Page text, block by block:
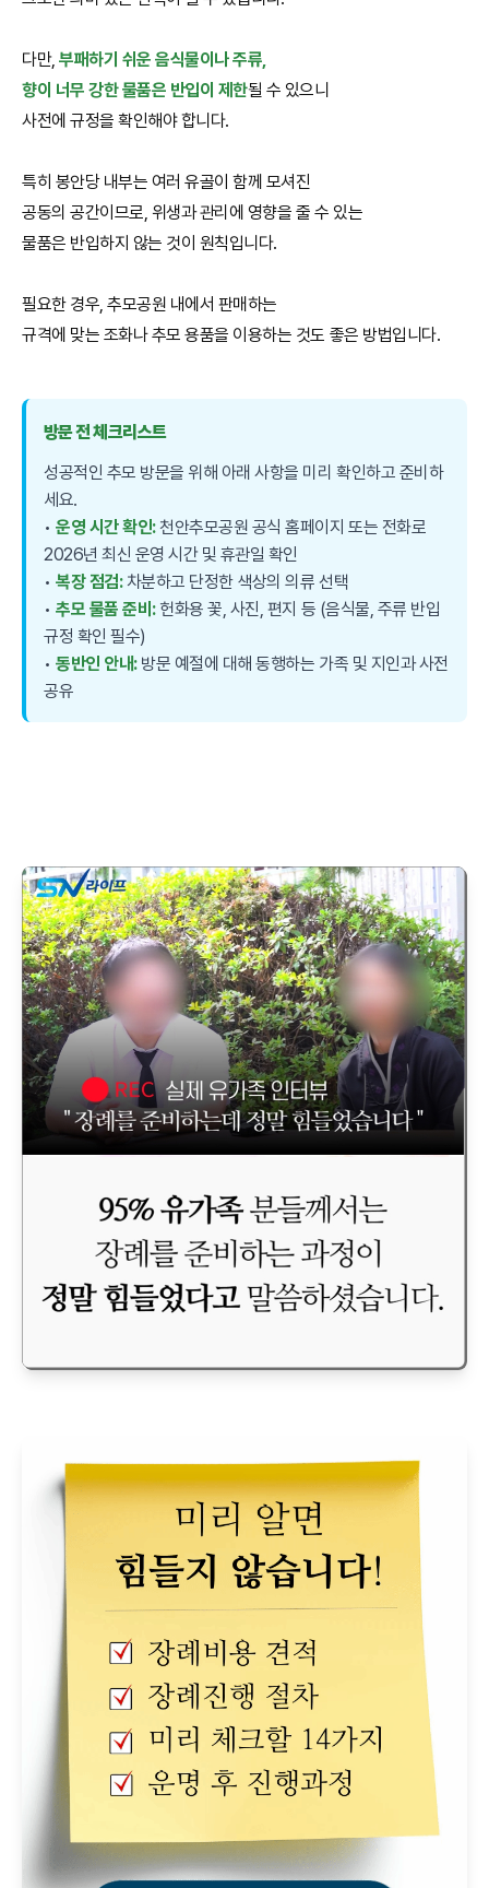
다만,부패하기 쉬운 음식물이나 주류,
향이 너무 강한 물품은 반입이 제한될 수 있으니
사전에 규정을 확인해야 합니다.
특히 봉안당 내부는 여러 유골이 함께 모셔진
공동의 공간이므로, 위생과 관리에 영향을 줄 수 있는
물품은 반입하지 않는 것이 원칙입니다.
필요한 경우, 추모공원 내에서 판매하는
규격에 맞는 조화나 추모 용품을 이용하는 것도 좋은 방법입니다.
방문 전 체크리스트
성공적인 추모 방문을 위해 아래 사항을 미리 확인하고 준비하
세요.
•운영 시간 확인:천안추모공원 공식 홈페이지 또는 전화로
2026년 최신 운영 시간 및 휴관일 확인
•복장 점검:차분하고 단정한 색상의 의류 선택
•추모 물품 준비:헌화용 꽃, 사진, 편지 등 (음식물, 주류 반입
규정 확인 필수)
•동반인 안내:방문 예절에 대해 동행하는 가족 및 지인과 사전
공유